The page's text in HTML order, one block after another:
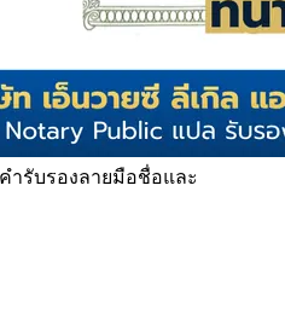
ำรับรองลายมือชื่อและ